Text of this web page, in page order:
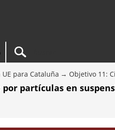
para Cataluña Objetivo 11:
partículas en